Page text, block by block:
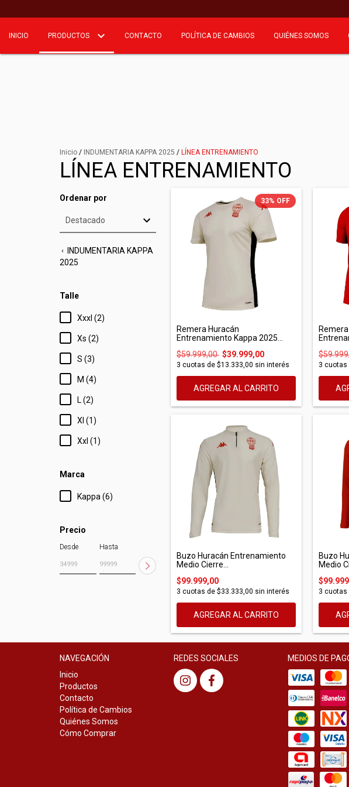
INICIO PRODUCTOS CONTACTO POLÍTICA DE CAMBIOS QUIÉNES SOMOS
Inicio / INDUMENTARIA KAPPA 2025 / LÍNEA ENTRENAMIENTO
LÍNEA ENTRENAMIENTO
Ordenar por
INDUMENTARIA KAPPA
2025
Talle
Xxxl (2)
Xs (2)
S (3)
M (4)
L (2)
Xl (1)
Xxl (1)
Marca
Kappa (6)
Precio
Desde Hasta
33% OFF
Remera Huracán
Entrenamiento Kappa 2025...
$59.999,00 $39.999,00
3 cuotas de $13.333,00 sin interés
AGREGAR AL CARRITO
3 cuotas
Buzo Huracán Entrenamiento
Medio Cierre...
$99.999,00
3 cuotas de $33.333,00 sin interés
AGREGAR AL CARRITO
Buzo
Medio
3 cuotas
NAVEGACIÓN
Inicio
Productos
Contacto
Política de Cambios
Quiénes Somos
Cómo Comprar
REDES SOCIALES MEDIOS DE